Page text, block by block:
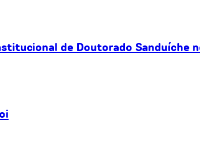
de Doutorado Sanduíche